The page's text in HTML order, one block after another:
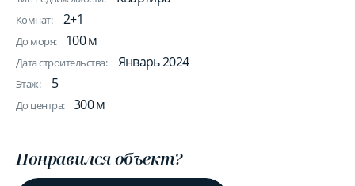
Комнат: 2+1
До моря: 100 м
Дата строительства: Январь 2024
Этаж: 5
До центра: 300 м
Понравился объект?